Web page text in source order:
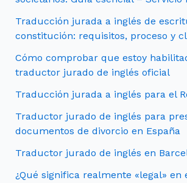
Traducción jurada a inglés de
constitución: requisitos, proceso y
Cómo comprobar que estoy
traductor jurado de inglés oficial
Traducción jurada a inglés para el
Traductor jurado de inglés para
documentos de divorcio en España
Traductor jurado de inglés en
¿Qué significa realmente «legal» en